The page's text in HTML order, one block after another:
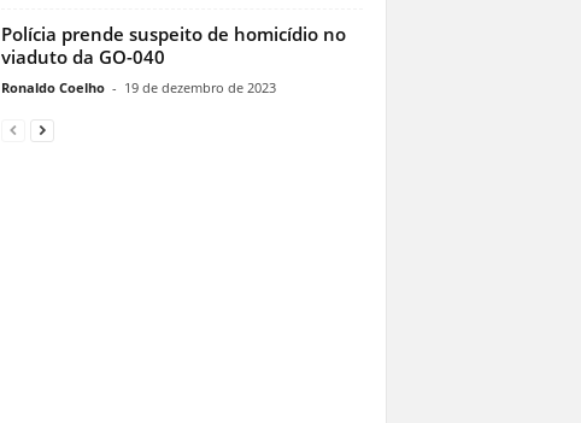
Polícia prende suspeito de homicídio no
viaduto da GO-040
Ronaldo Coelho - 19 de dezembro de 2023